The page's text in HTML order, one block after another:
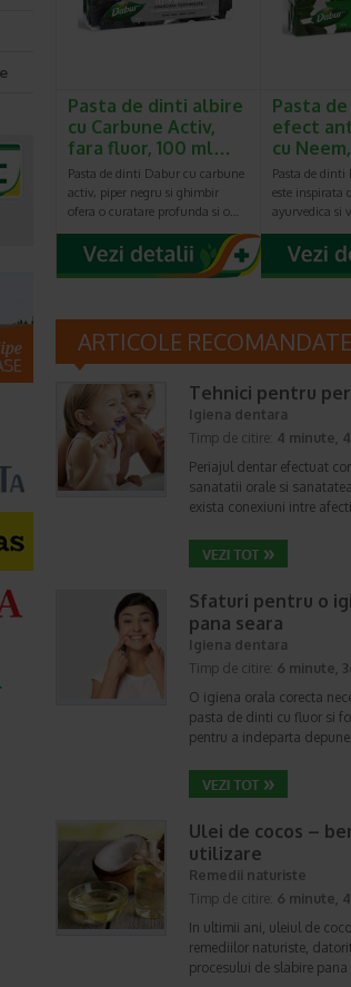
Pasta de dinti albire
cu Carbune Activ,
fara fluor, 100 ml…
Pasta de dinti Dabur cu carbune
activ, piper negru si ghimbir
ofera o curatare profunda si o…
Pasta
efect
cu
Pasta de dinti
este inspirata
ayurvedica si
ARTICOLE RECOMANDATE
Tehnici pentru
Igiena dentara
Timp de citire: 4 minute,
Periajul dentar efectuat
sanatatii orale si
exista conexiuni intre
Sfaturi pentru o
pana seara
Igiena dentara
Timp de citire: 6 minute,
O igiena orala corecta
pasta de dinti cu fluor si
pentru a indeparta
Ulei de cocos –
utilizare
Remedii naturiste
Timp de citire: 6 minute,
In ultimii ani, uleiul de
remediilor naturiste,
procesului de slabire